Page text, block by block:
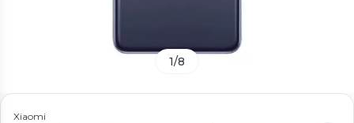
1/8
Xiaomi